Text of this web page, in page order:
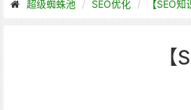
超级蜘蛛池 SEO优化 【SEO